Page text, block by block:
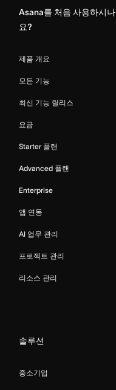
Asana를 처음 사용하시나
요?
제품 개요
모든 기능
최신 기능 릴리스
요금
Starter 플랜
Advanced 플랜
Enterprise
앱 연동
AI 업무 관리
프로젝트 관리
리소스 관리
솔루션
중소기업